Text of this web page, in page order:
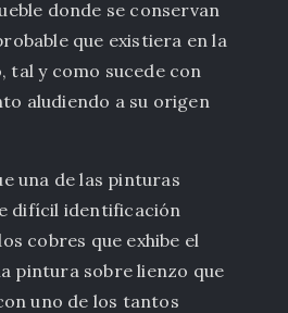
donde se conservan
que existiera en la
y como sucede con
aludiendo a su origen
una de las pinturas
difícil identificación
cobres que exhibe el
pintura sobre lienzo que
uno de los tantos